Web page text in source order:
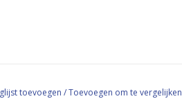
toevoegen /Toevoegen om te vergelijken